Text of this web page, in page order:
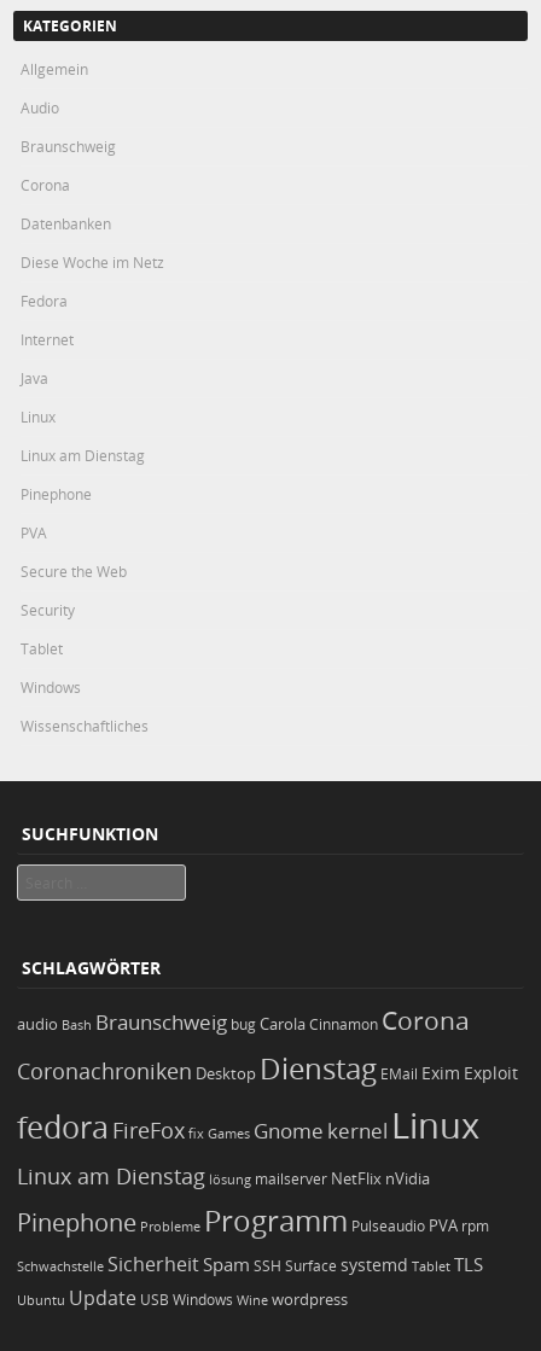
KATEGORIEN
Allgemein
Audio
Braunschweig
Corona
Datenbanken
Diese Woche im Netz
Fedora
Internet
Java
Linux
Linux am Dienstag
Pinephone
PVA
Secure the Web
Security
Tablet
Windows
Wissenschaftliches
SUCHFUNKTION
SCHLAGWÖRTER
audio Bash Braunschweig bugCarola Cinnamon Corona
Coronachroniken Desktop Dienstag EMail Exim Exploit
fedora FireFox fix Games Gnome kernel Linux
Linux am Dienstag lösung mailserver NetFlix nVidia
Pinephone Probleme Programm Pulseaudio PVA rpm
Schwachstelle Sicherheit Spam SSH Surface systemd Tablet TLS
Ubuntu Update USB Windows Wine wordpress